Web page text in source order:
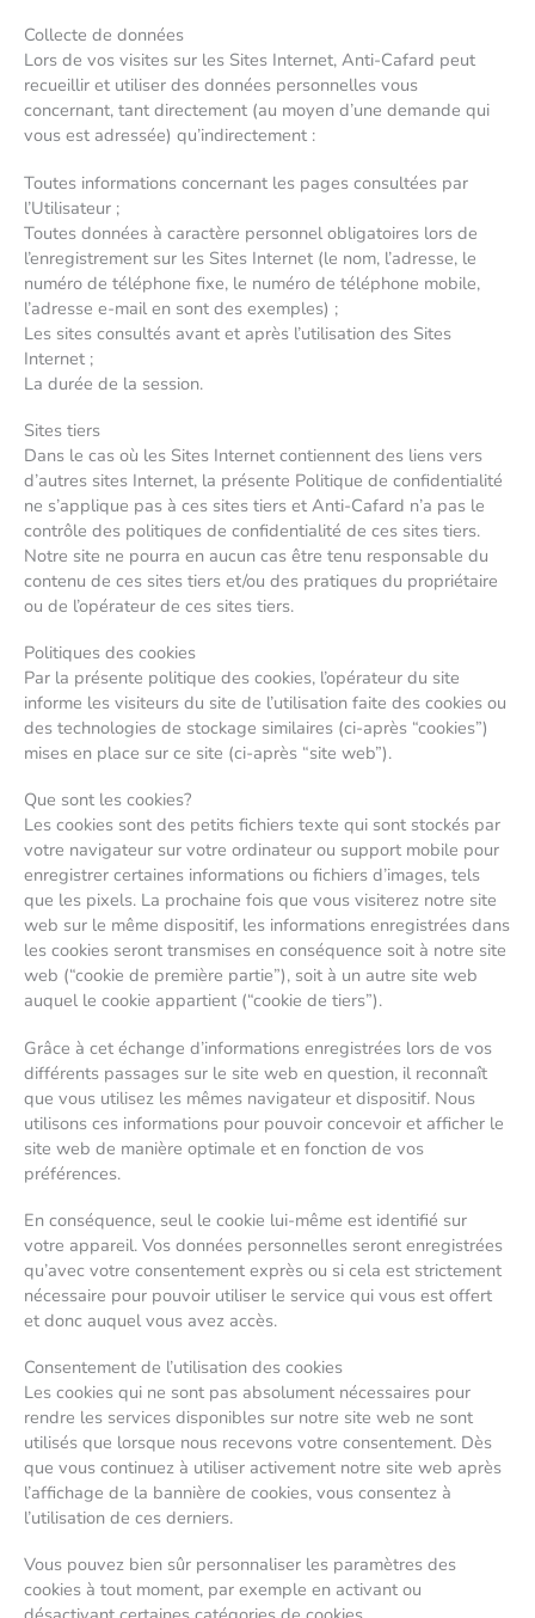
Collecte de données
Lors de vos visites sur les Sites Internet, Anti-Cafard peut
recueillir et utiliser des données personnelles vous
concernant, tant directement (au moyen d’une demande qui
vous est adressée) qu’indirectement :
Toutes informations concernant les pages consultées par
l’Utilisateur ;
Toutes données à caractère personnel obligatoires lors de
l’enregistrement sur les Sites Internet (le nom, l’adresse, le
numéro de téléphone fixe, le numéro de téléphone mobile,
l’adresse e-mail en sont des exemples) ;
Les sites consultés avant et après l’utilisation des Sites
Internet ;
La durée de la session.
Sites tiers
Dans le cas où les Sites Internet contiennent des liens vers
d’autres sites Internet, la présente Politique de confidentialité
ne s’applique pas à ces sites tiers et Anti-Cafard n’a pas le
contrôle des politiques de confidentialité de ces sites tiers.
Notre site ne pourra en aucun cas être tenu responsable du
contenu de ces sites tiers et/ou des pratiques du propriétaire
ou de l’opérateur de ces sites tiers.
Politiques des cookies
Par la présente politique des cookies, l’opérateur du site
informe les visiteurs du site de l’utilisation faite des cookies ou
des technologies de stockage similaires (ci-après “cookies”)
mises en place sur ce site (ci-après “site web”).
Que sont les cookies?
Les cookies sont des petits fichiers texte qui sont stockés par
votre navigateur sur votre ordinateur ou support mobile pour
enregistrer certaines informations ou fichiers d’images, tels
que les pixels. La prochaine fois que vous visiterez notre site
web sur le même dispositif, les informations enregistrées dans
les cookies seront transmises en conséquence soit à notre site
web (“cookie de première partie”), soit à un autre site web
auquel le cookie appartient (“cookie de tiers”).
Grâce à cet échange d’informations enregistrées lors de vos
différents passages sur le site web en question, il reconnaît
que vous utilisez les mêmes navigateur et dispositif. Nous
utilisons ces informations pour pouvoir concevoir et afficher le
site web de manière optimale et en fonction de vos
préférences.
En conséquence, seul le cookie lui-même est identifié sur
votre appareil. Vos données personnelles seront enregistrées
qu’avec votre consentement exprès ou si cela est strictement
nécessaire pour pouvoir utiliser le service qui vous est offert
et donc auquel vous avez accès.
Consentement de l’utilisation des cookies
Les cookies qui ne sont pas absolument nécessaires pour
rendre les services disponibles sur notre site web ne sont
utilisés que lorsque nous recevons votre consentement. Dès
que vous continuez à utiliser activement notre site web après
l’affichage de la bannière de cookies, vous consentez à
l’utilisation de ces derniers.
Vous pouvez bien sûr personnaliser les paramètres des
cookies à tout moment, par exemple en activant ou